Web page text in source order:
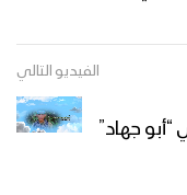
الفيديو التالي
جهاد”